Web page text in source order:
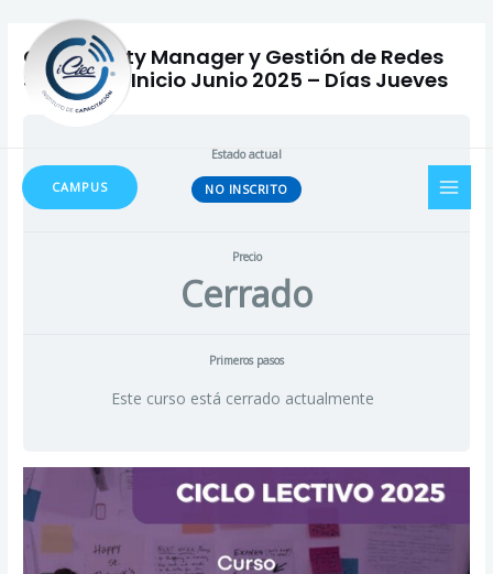
contenido
CAMPUS
Community Manager y Gestión de Redes
Sociales – Inicio Junio 2025 – Días Jueves
Estado actual
NO INSCRITO
Precio
Cerrado
Primeros pasos
Este curso está cerrado actualmente